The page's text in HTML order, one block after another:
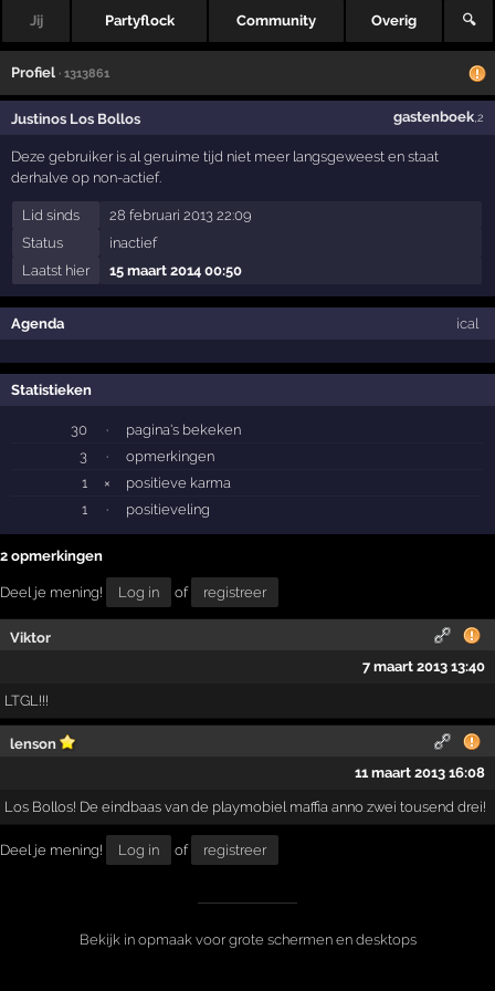
Jij Partyflock Community Overig 🔍
Profiel · 1313861
Justinos Los Bollos gastenboek,2
Deze gebruiker is al geruime tijd niet meer langsgeweest en staat
derhalve op non-actief.
Lid sinds
28 februari 2013 22:09
Status
inactief
Laatst hier
15 maart 2014 00:50
Agenda ical
Statistieken
30 ·
pagina's bekeken
3
·
opmerkingen
1
×
positieve karma
1
· positieveling
2 opmerkingen
Deel je mening! Log in of registreer
Viktor
7 maart 2013 13:40
LTGL!!!
lenson
11 maart 2013 16:08
Los Bollos! De eindbaas van de playmobiel maffia anno zwei tousend drei!
Deel je mening! Log in of registreer
Bekijk in opmaak voor grote schermen en desktops